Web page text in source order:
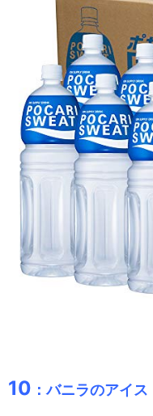
10 ：バニラのアイス